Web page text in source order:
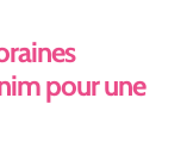
pour une